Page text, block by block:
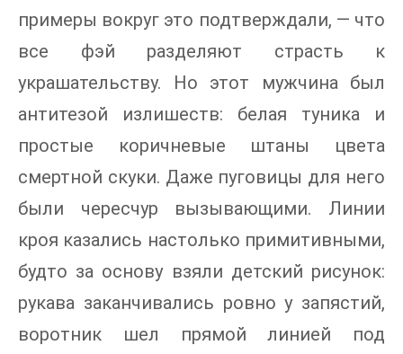
примеры вокруг это подтверждали, — что
все фэй разделяют страсть к
украшательству. Но этот мужчина был
антитезой излишеств: белая туника и
простые коричневые штаны цвета
смертной скуки. Даже пуговицы для него
были чересчур вызывающими. Линии
кроя казались настолько примитивными,
будто за основу взяли детский рисунок:
рукава заканчивались ровно у запястий,
воротник шел прямой линией под